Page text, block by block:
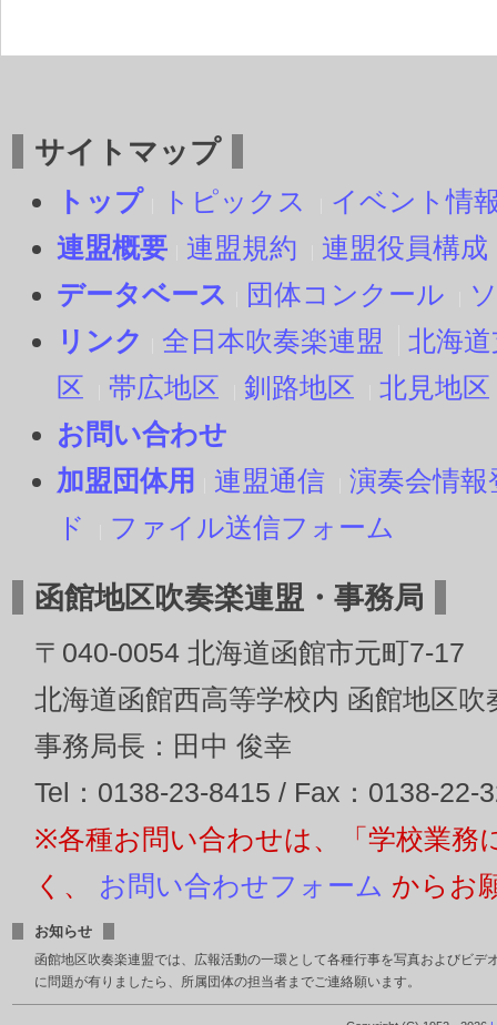
サイトマップ
トップ トピックス
イベント情
連盟概要
連盟規約
連盟役員構成
データベース
団体コンクール
リンク
全日本吹奏楽連盟
北海
区
帯広地区 釧路地区
北見地区
お問い合わせ
加盟団体用
連盟通信
演奏会情報
ド
ファイル送信フォーム
函館地区吹奏楽連盟・事務局
〒040-0054 北海道函館市元町7-17
北海道函館西高等学校内 函館地区吹
事務局長：田中 俊幸
Tel：0138-23-8415 / Fax：0138-22-
※各種お問い合わせは、「学校業務
く、 お問い合わせフォーム からお
お知らせ
函館地区吹奏楽連盟では、広報活動の一環として各種行事を写真およびビ
に問題が有りましたら、所属団体の担当者までご連絡願います。